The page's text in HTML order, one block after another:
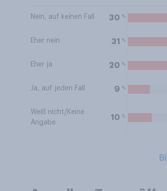
Nein, auf keinen Fall 30 %
Eher nein 31 %
Eher ja 20 %
Ja, auf jeden Fall 9 %
Weiß nicht/Keine
Angabe
10 %